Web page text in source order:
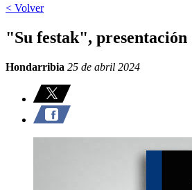
< Volver
"Su festak",
Hondarribia 25 de abril 2024